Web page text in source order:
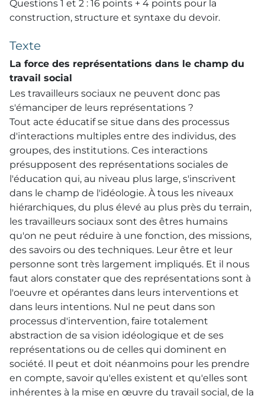
Questions 1 et 2 : 16 points + 4 points pour la
construction, structure et syntaxe du devoir.
Texte
La force des représentations dans le champ du
travail social
Les travailleurs sociaux ne peuvent donc pas
s'émanciper de leurs représentations ?
Tout acte éducatif se situe dans des processus
d'interactions multiples entre des individus, des
groupes, des institutions. Ces interactions
présupposent des représentations sociales de
l'éducation qui, au niveau plus large, s'inscrivent
dans le champ de l'idéologie. À tous les niveaux
hiérarchiques, du plus élevé au plus près du terrain,
les travailleurs sociaux sont des êtres humains
qu'on ne peut réduire à une fonction, des missions,
des savoirs ou des techniques. Leur être et leur
personne sont très largement impliqués. Et il nous
faut alors constater que des représentations sont à
l'oeuvre et opérantes dans leurs interventions et
dans leurs intentions. Nul ne peut dans son
processus d'intervention, faire totalement
abstraction de sa vision idéologique et de ses
représentations ou de celles qui dominent en
société. Il peut et doit néanmoins pour les prendre
en compte, savoir qu'elles existent et qu'elles sont
inhérentes à la mise en œuvre du travail social, de la